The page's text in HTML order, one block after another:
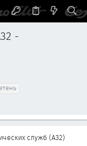
-
служб (A32)